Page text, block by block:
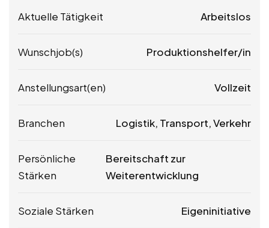
Aktuelle Tätigkeit Arbeitslos
Wunschjob(s) Produktionshelfer/in
Anstellungsart(en) Vollzeit
Branchen Logistik, Transport, Verkehr
Persönliche
Stärken
Bereitschaft zur
Weiterentwicklung
Soziale Stärken Eigeninitiative